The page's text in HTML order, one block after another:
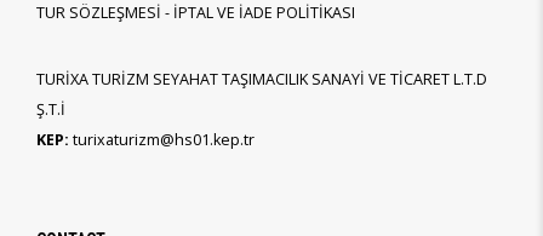
TUR SÖZLEŞMESİ - İPTAL VE İADE POLİTİKASI
TURİXA TURİZM SEYAHAT TAŞIMACILIK SANAYİ VE TİCARET L.T.D
Ş.T.İ
KEP: turixaturizm@hs01.kep.tr